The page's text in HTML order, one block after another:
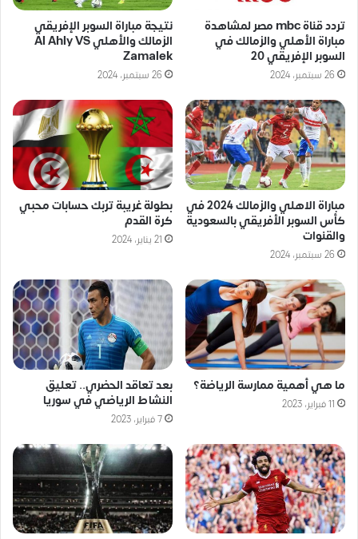
تردد قناة mbc مصر لمشاهدة
مباراة الأهلي والزمالك في
السوبر الإفريقي 20
26 سبتمبر، 2024
نتيجة مباراة السوبر الإفريقي
الزمالك والأهلي Al Ahly VS
Zamalek
26 سبتمبر، 2024
مباراة الاهلي والزمالك 2024 في
كأس السوبر الأفريقي بالسعودية
والقنوات
26 سبتمبر، 2024
بطولة غريبة تربك حسابات محبي
كرة القدم
21 يناير، 2024
ما هي أهمية ممارسة الرياضة؟
11 فبراير، 2023
بعد تعاقد الحضري.. تعليق
النشاط الرياضي في سوريا
7 فبراير، 2023